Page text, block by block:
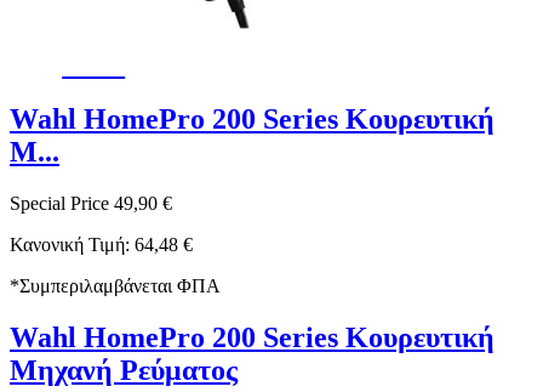
Wahl ΗomePro 200 Series Κουρευτική
Μ...
Special Price 49,90 €
Κανονική Τιμή: 64,48 €
*Συμπεριλαμβάνεται ΦΠΑ
Wahl ΗomePro 200 Series Κουρευτική
Μηχανή Ρεύματος